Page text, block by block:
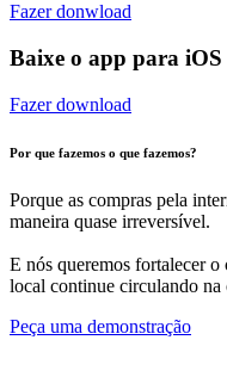
Fazer donwload
Baixe o app para iOS
Fazer download
Por que fazemos o que fazemos?
Porque as compras pela
maneira quase irreversível.
E nós queremos fortalecer
local continue circulando na
Peça uma demonstração